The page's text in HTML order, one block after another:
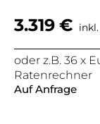
3.319 €
oder z.B. 36 x
Ratenrechner
Auf Anfrage